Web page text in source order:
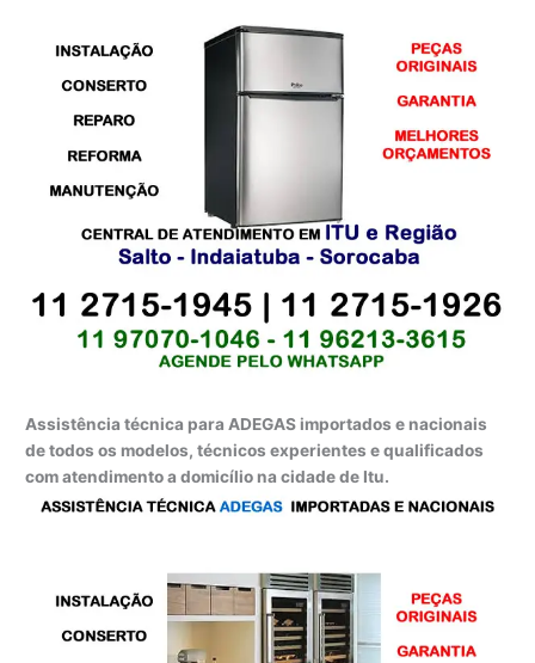
Assistência técnica para ADEGAS importados e nacionais
de todos os modelos, técnicos experientes e qualificados
com atendimento a domicílio na cidade de Itu.